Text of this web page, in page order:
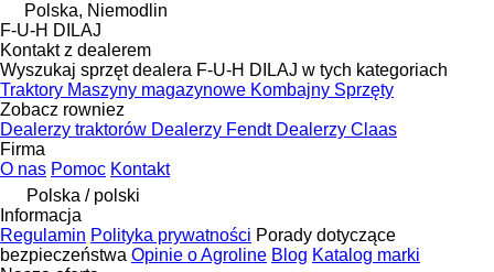
Polska, Niemodlin
F-U-H DILAJ
Kontakt z dealerem
Wyszukaj sprzęt dealera F-U-H DILAJ w tych kategoriach
Traktory Maszyny magazynowe Kombajny Sprzęty
Zobacz rowniez
Dealerzy traktorów Dealerzy Fendt Dealerzy Claas
Firma
O nas Pomoc Kontakt
Polska / polski
Informacja
Regulamin Polityka prywatności Porady dotyczące
bezpieczeństwa Opinie o Agroline Blog Katalog marki